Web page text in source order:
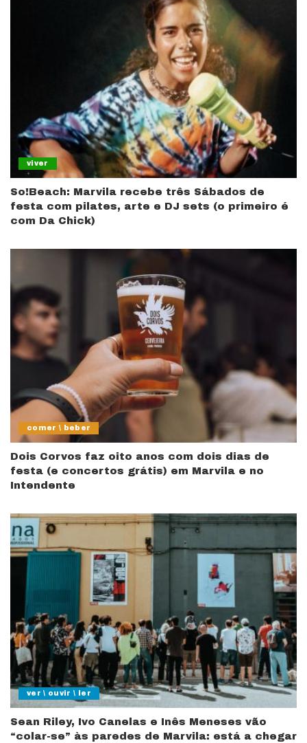
viver
So!Beach: Marvila recebe três Sábados de
festa com pilates, arte e DJ sets (o primeiro é
com Da Chick)
comer \ beber
Dois Corvos faz oito anos com dois dias de
festa (e concertos grátis) em Marvila e no
Intendente
ver \ ouvir \ ler
Sean Riley, Ivo Canelas e Inês Meneses vão
“colar-se” às paredes de Marvila: está a chegar